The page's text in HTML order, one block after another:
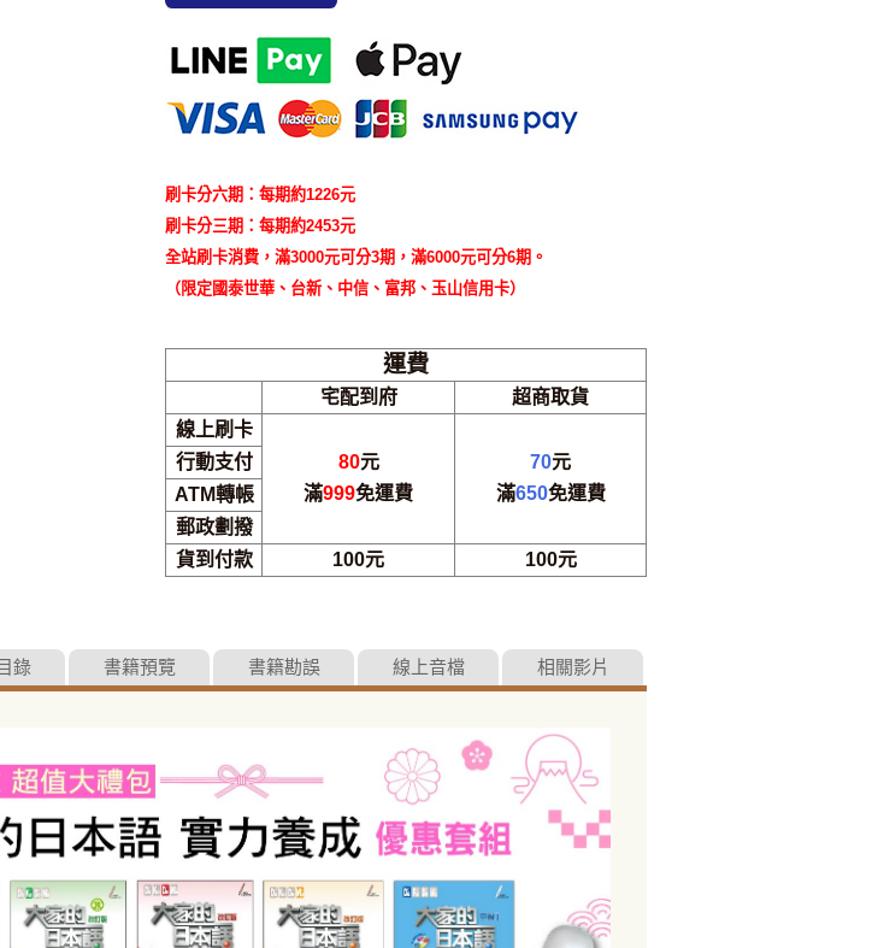
刷卡分六期：每期約1226元
刷卡分三期：每期約2453元
全站刷卡消費，滿3000元可分3期，滿6000元可分6期。
（限定國泰世華、台新、中信、富邦、玉山信用卡）
運費
宅配到府
超商取貨
線上刷卡
80元
滿999免運費
70元
滿650免運費
行動支付
ATM轉帳
郵政劃撥
貨到付款
100元 100元
錄 書籍預覽 書籍勘誤 線上音檔 相關影片